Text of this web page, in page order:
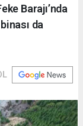
Barajı’nda
da